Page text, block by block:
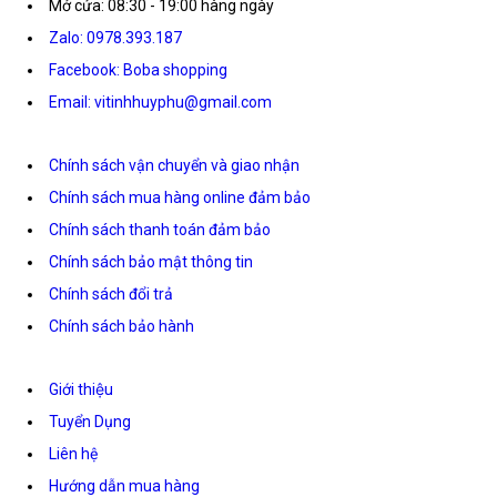
Mở cửa: 08:30 - 19:00 hàng ngày
Zalo: 0978.393.187
Facebook: Boba shopping
Email: vitinhhuyphu@gmail.com
Chính sách vận chuyển và giao nhận
Chính sách mua hàng online đảm bảo
Chính sách thanh toán đảm bảo
Chính sách bảo mật thông tin
Chính sách đổi trả
Chính sách bảo hành
Giới thiệu
Tuyển Dụng
Liên hệ
Hướng dẫn mua hàng